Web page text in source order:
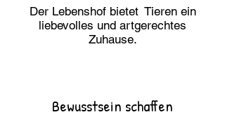
Der Lebenshof bietet Tieren ein
liebevolles und artgerechtes
Zuhause.
Bewusstsein schaffen